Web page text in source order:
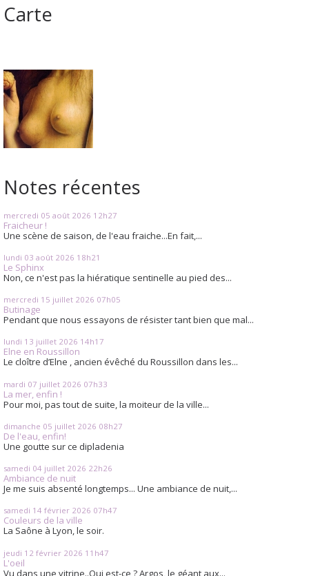
Carte
Notes récentes
mercredi 05 août 2026 12h27
Fraicheur !
Une scène de saison, de l'eau fraiche...En fait,...
lundi 03 août 2026 18h21
Le Sphinx
Non, ce n'est pas la hiératique sentinelle au pied des...
mercredi 15 juillet 2026 07h05
Butinage
Pendant que nous essayons de résister tant bien que mal...
lundi 13 juillet 2026 14h17
Elne en Roussillon
Le cloître d’Elne , ancien évêché du Roussillon dans les...
mardi 07 juillet 2026 07h33
La mer, enfin !
Pour moi, pas tout de suite, la moiteur de la ville...
dimanche 05 juillet 2026 08h27
De l'eau, enfin!
Une goutte sur ce dipladenia
samedi 04 juillet 2026 22h26
Ambiance de nuit
Je me suis absenté longtemps... Une ambiance de nuit,...
samedi 14 février 2026 07h47
Couleurs de la ville
La Saône à Lyon, le soir.
jeudi 12 février 2026 11h47
L'oeil
Vu dans une vitrine..Qui est-ce ? Argos, le géant aux...